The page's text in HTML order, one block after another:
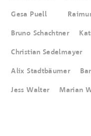
Gesa Puell
Bruno Schachtner
Christian Sedelmayer
Alix Stadtbäumer
Jess Walter Marian